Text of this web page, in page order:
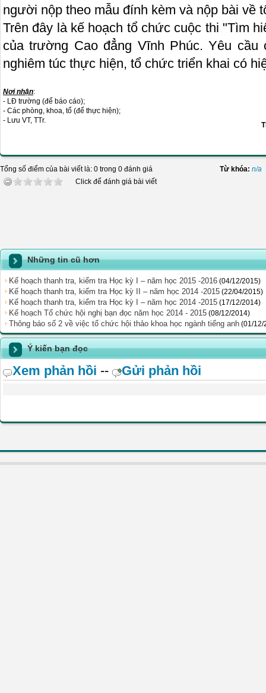
người nộp theo mẫu đính kèm và nộp bài về
Trên đây là kế hoạch tổ chức cuộc thi "Tìm
của trường Cao đẳng Vĩnh Phúc. Yêu
nghiêm túc thực hiện, tổ chức triển khai có
Nơi nhận:
- LĐ trường (để báo cáo);
- Các phòng, khoa, tổ (để thực hiện);
- Lưu VT, TTr.
Tổng số điểm của bài viết là: 0 trong 0 đánh giá
Click để đánh giá bài viết
Từ khóa: n/a
Những tin cũ hơn
Kế hoạch thanh tra, kiểm tra Học kỳ I – năm học 2015 -2016 (04/12/2015)
Kế hoạch thanh tra, kiểm tra Học kỳ II – năm học 2014 -2015 (22/04/2015)
Kế hoạch thanh tra, kiểm tra Học kỳ I – năm học 2014 -2015 (17/12/2014)
Kế hoạch Tổ chức hội nghị bạn đọc năm học 2014 - 2015 (08/12/2014)
Thông báo số 2 về việc tổ chức hội thảo khoa học ngành tiếng anh (01/12/
Ý kiến bạn đọc
Xem phản hồi -- Gửi phản hồi